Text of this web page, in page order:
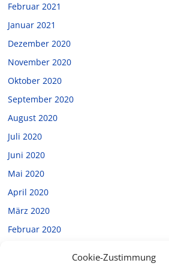
Cookie-Zustimmung
Februar 2021
Januar 2021
Dezember 2020
November 2020
Oktober 2020
September 2020
August 2020
Juli 2020
Juni 2020
Mai 2020
April 2020
März 2020
Februar 2020